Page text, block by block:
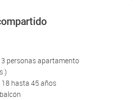
personas apartamento
)
18 hasta 45 años